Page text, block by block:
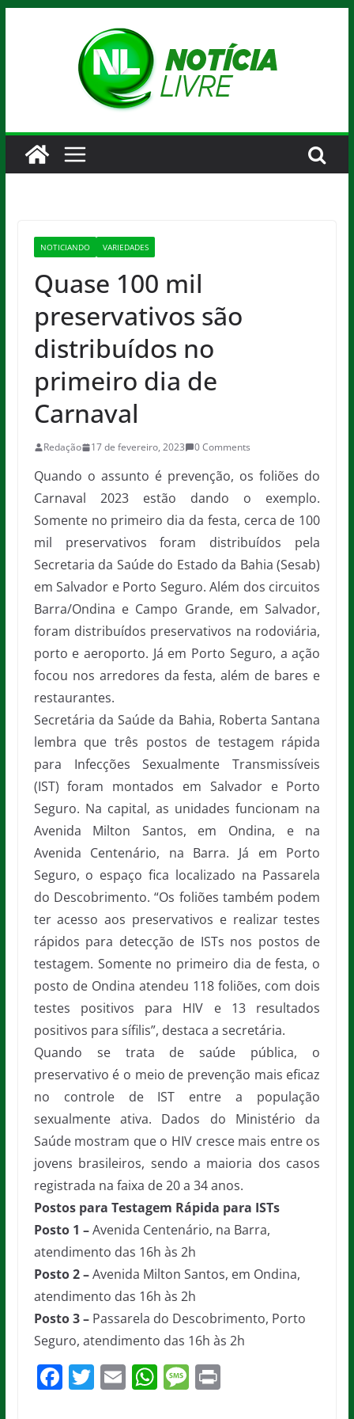
NOTICIANDO VARIEDADES
Quase 100 mil
preservativos são
distribuídos no
primeiro dia de
Carnaval
Redação 17 de fevereiro, 2023 0 Comments
Quando o assunto é prevenção, os foliões do
Carnaval 2023 estão dando o exemplo.
Somente no primeiro dia da festa, cerca de 100
mil preservativos foram distribuídos pela
Secretaria da Saúde do Estado da Bahia (Sesab)
em Salvador e Porto Seguro. Além dos circuitos
Barra/Ondina e Campo Grande, em Salvador,
foram distribuídos preservativos na rodoviária,
porto e aeroporto. Já em Porto Seguro, a ação
focou nos arredores da festa, além de bares e
restaurantes.
Secretária da Saúde da Bahia, Roberta Santana
lembra que três postos de testagem rápida
para Infecções Sexualmente Transmissíveis
(IST) foram montados em Salvador e Porto
Seguro. Na capital, as unidades funcionam na
Avenida Milton Santos, em Ondina, e na
Avenida Centenário, na Barra. Já em Porto
Seguro, o espaço fica localizado na Passarela
do Descobrimento. “Os foliões também podem
ter acesso aos preservativos e realizar testes
rápidos para detecção de ISTs nos postos de
testagem. Somente no primeiro dia de festa, o
posto de Ondina atendeu 118 foliões, com dois
testes positivos para HIV e 13 resultados
positivos para sífilis”, destaca a secretária.
Quando se trata de saúde pública, o
preservativo é o meio de prevenção mais eficaz
no controle de IST entre a população
sexualmente ativa. Dados do Ministério da
Saúde mostram que o HIV cresce mais entre os
jovens brasileiros, sendo a maioria dos casos
registrada na faixa de 20 a 34 anos.
Postos para Testagem Rápida para ISTs
Posto 1 –Avenida Centenário, na Barra,
atendimento das 16h às 2h
Posto 2 –Avenida Milton Santos, em Ondina,
atendimento das 16h às 2h
Posto 3 – Passarela do Descobrimento, Porto
Seguro, atendimento das 16h às 2h
F T E W M Pr